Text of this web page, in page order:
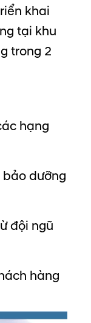
khai
tại khu
trong 2
hạng
dưỡng
đội ngũ
hàng